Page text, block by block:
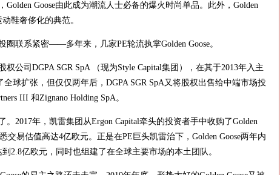
Goose由此成为潮流人士必备的爆火时尚单品。此外，Golden
鞋奢侈化的典范。
联系紧密——多年来，几家PE轮流执掌Golden Goose。
司DGPA SGR SpA （现为Style Capital集团），在其于2013年入主
全球扩张，但仅仅两年后，DGPA SGR SpA又将股权出售给中端市场投
III 和Zignano Holding SpA。
2017年，凯雷集团从Ergon Capital牵头的投资者手中收购了Golden
交易估值高达4亿欧元。正是在PE巨头凯雷治下，Golden Goose两年内
2.8亿欧元，同时也组建了在全球主要市场的本土团队。